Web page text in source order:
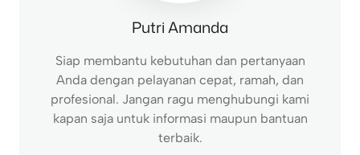
Putri Amanda
Siap membantu kebutuhan dan pertanyaan
Anda dengan pelayanan cepat, ramah, dan
profesional. Jangan ragu menghubungi kami
kapan saja untuk informasi maupun bantuan
terbaik.